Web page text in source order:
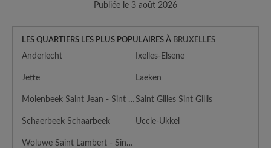
Publiée le 3 août 2026
LES QUARTIERS LES PLUS POPULAIRES À BRUXELLES
Anderlecht Ixelles-Elsene
Jette Laeken
Molenbeek Saint Jean - Sint Jans MolenbeekSaint Gilles Sint Gillis
Schaerbeek Schaarbeek Uccle-Ukkel
Woluwe Saint Lambert - Sint Lambrechts Woluwe